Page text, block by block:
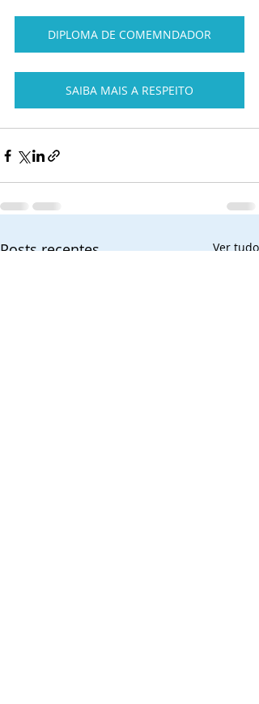
DIPLOMA DE COMEMNDADOR
SAIBA MAIS A RESPEITO
Posts recentes Ver tudo